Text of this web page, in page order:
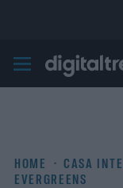
Digital
HOME CASA
EVERGREENS